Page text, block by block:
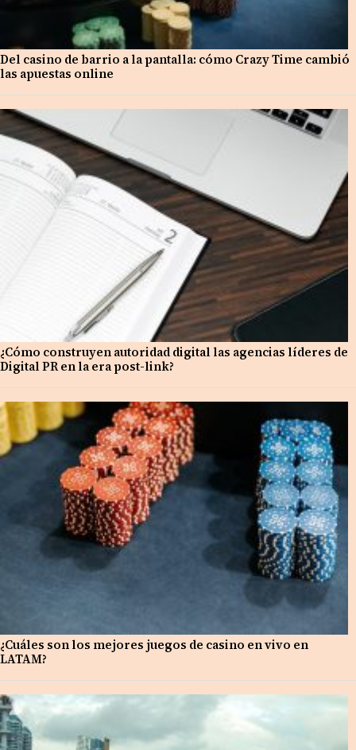
Del casino de barrio a la pantalla: cómo Crazy Time cambió
las apuestas online
¿Cómo construyen autoridad digital las agencias líderes de
Digital PR en la era post-link?
¿Cuáles son los mejores juegos de casino en vivo en
LATAM?